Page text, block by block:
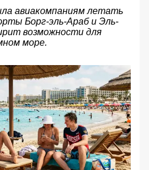
авиакомпаниям летать
Борг-эль-Араб и Эль-
возможности для
море.